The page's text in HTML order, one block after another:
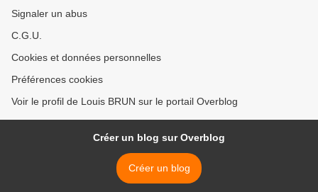
Signaler un abus
C.G.U.
Cookies et données personnelles
Préférences cookies
Voir le profil de Louis BRUN sur le portail Overblog
Créer un blog sur Overblog
Créer un blog